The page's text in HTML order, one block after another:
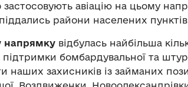
авіацію на цьому
райони населених пунктів
напрямку відбулась найбільша
бомбардувальної та
наших захисників із займаних